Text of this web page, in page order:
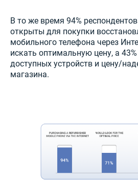
В то же время 94%
открыты для покупки
мобильного телефона через
искать оптимальную цену, а
доступных устройств и цену/
магазина.